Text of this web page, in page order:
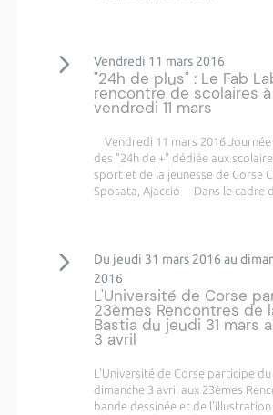
Vendredi 11 mars 2016
"24h de plus" : Le Fab
rencontre de scolaires
vendredi 11 mars
Vendredi 11 mars 2016
des "24h de +" dédiée aux
sport et de la jeunesse de Corse
Sposata, Ajaccio Dans le cadre
Du jeudi 31 mars 2016 au
2016
L'Université de Corse
23èmes Rencontres de
Bastia du jeudi 31 mars
3 avril
L'Université de Corse participe
dimanche 3 avril aux 23èmes
bande dessinée et de l'illustration